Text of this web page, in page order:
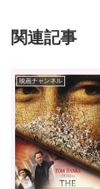
関連記事
映画チャンネル